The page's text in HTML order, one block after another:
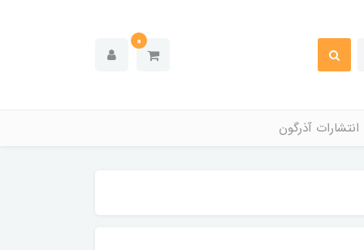
0
انتشارات آذرگون